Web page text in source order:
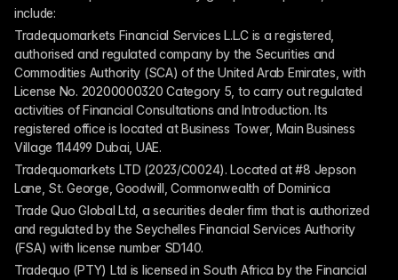
include:
Tradequomarkets Financial Services L.L.C is a registered,
authorised and regulated company by the Securities and
Commodities Authority (SCA) of the United Arab Emirates, with
License No. 20200000320 Category 5, to carry out regulated
activities of Financial Consultations and Introduction. Its
registered office is located at Business Tower, Main Business
Village 114499 Dubai, UAE.
Tradequomarkets LTD (2023/C0024). Located at #8 Jepson
Lane, St. George, Goodwill, Commonwealth of Dominica
Trade Quo Global Ltd, a securities dealer firm that is authorized
and regulated by the Seychelles Financial Services Authority
(FSA) with license number SD140.
Tradequo (PTY) Ltd is licensed in South Africa by the Financial